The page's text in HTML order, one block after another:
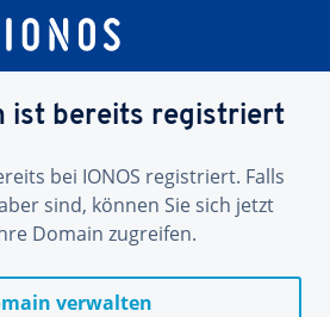
ist bereits registriert
bei IONOS registriert. Falls
sind, können Sie sich jetzt
Domain zugreifen.
verwalten